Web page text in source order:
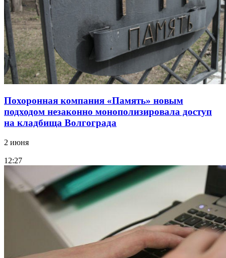
Похоронная компания «Память» новым
подходом незаконно монополизировала доступ
на кладбища Волгограда
2 июня
12:27